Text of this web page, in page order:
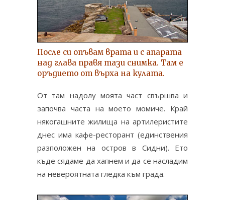
После си опъвам врата и с апарата
над глава правя тази снимка. Там е
оръдието от върха на кулата.
От там надолу моята част свършва и
започва часта на моето момиче. Край
някогашните жилища на артилеристите
днес има кафе-ресторант (единствения
разположен на остров в Сидни). Ето
къде сядаме да хапнем и да се насладим
на невероятната гледка към града.